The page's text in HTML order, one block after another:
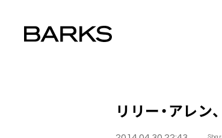
リリー・アレン